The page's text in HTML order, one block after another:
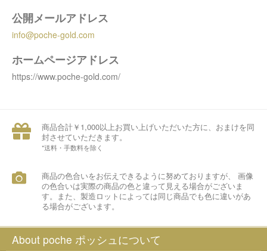
公開メールアドレス
info@poche-gold.com
ホームページアドレス
https://www.poche-gold.com/
商品合計￥1,000以上お買い上げいただいた方に、おまけを同
封させていただきます。
*送料・手数料を除く
商品の色合いをお伝えできるように努めておりますが、 画像
の色合いは実際の商品の色と違って見える場合がございま
す。また、製造ロットによっては同じ商品でも色に違いがあ
る場合がございます。
About poche ポッシュについて